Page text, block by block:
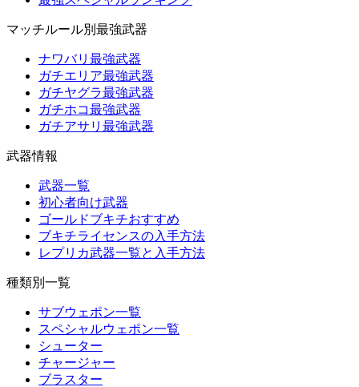
マッチルール別最強武器
ナワバリ最強武器
ガチエリア最強武器
ガチヤグラ最強武器
ガチホコ最強武器
ガチアサリ最強武器
武器情報
武器一覧
初心者向け武器
ゴールドブキチおすすめ
ブキチライセンスの入手方法
レプリカ武器一覧と入手方法
種類別一覧
サブウェポン一覧
スペシャルウェポン一覧
シューター
チャージャー
ブラスター